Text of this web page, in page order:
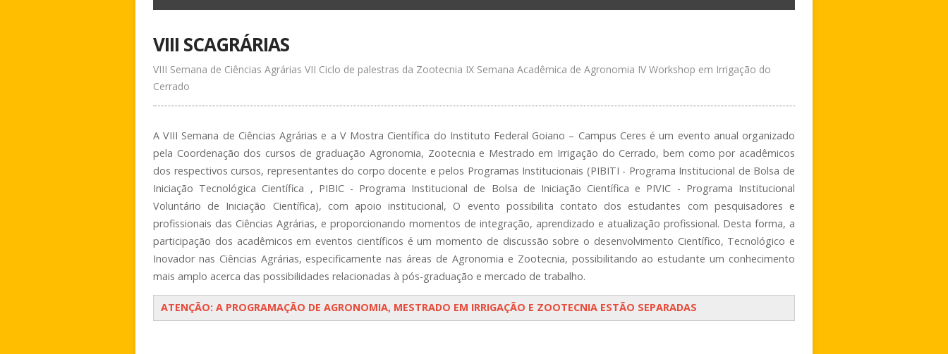
VIII SCAGRÁRIAS
VIII Semana de Ciências Agrárias VII Ciclo de palestras da Zootecnia IX Semana Acadêmica de Agronomia IV Workshop em Irrigação do
Cerrado
A VIII Semana de Ciências Agrárias e a V Mostra Científica do Instituto Federal Goiano – Campus Ceres é um evento anual organizado
pela Coordenação dos cursos de graduação Agronomia, Zootecnia e Mestrado em Irrigação do Cerrado, bem como por acadêmicos
dos respectivos cursos, representantes do corpo docente e pelos Programas Institucionais (PIBITI - Programa Institucional de Bolsa de
Iniciação Tecnológica Científica , PIBIC - Programa Institucional de Bolsa de Iniciação Científica e PIVIC - Programa Institucional
Voluntário de Iniciação Científica), com apoio institucional, O evento possibilita contato dos estudantes com pesquisadores e
profissionais das Ciências Agrárias, e proporcionando momentos de integração, aprendizado e atualização profissional. Desta forma, a
participação dos acadêmicos em eventos científicos é um momento de discussão sobre o desenvolvimento Científico, Tecnológico e
Inovador nas Ciências Agrárias, especificamente nas áreas de Agronomia e Zootecnia, possibilitando ao estudante um conhecimento
mais amplo acerca das possibilidades relacionadas à pós-graduação e mercado de trabalho.
ATENÇÃO: A PROGRAMAÇÃO DE AGRONOMIA, MESTRADO EM IRRIGAÇÃO E ZOOTECNIA ESTÃO SEPARADAS